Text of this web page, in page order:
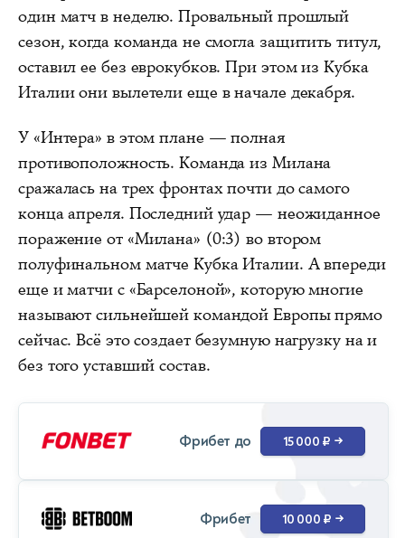
один матч в неделю. Провальный прошлый
сезон, когда команда не смогла защитить титул,
оставил ее без еврокубков. При этом из Кубка
Италии они вылетели еще в начале декабря.
У «Интера» в этом плане — полная
противоположность. Команда из Милана
сражалась на трех фронтах почти до самого
конца апреля. Последний удар — неожиданное
поражение от «Милана» (0:3) во втором
полуфинальном матче Кубка Италии. А впереди
еще и матчи с «Барселоной», которую многие
называют сильнейшей командой Европы прямо
сейчас. Всё это создает безумную нагрузку на и
без того уставший состав.
Фрибет до 15 000 ₽ →
Фрибет 10 000 ₽ →